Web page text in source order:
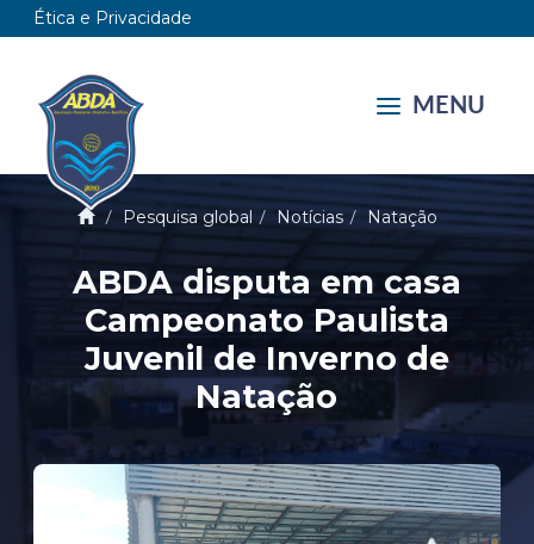
Ética e Privacidade
MENU
Pesquisa global Notícias Natação
ABDA disputa em casa
Campeonato Paulista
Juvenil de Inverno de
Natação